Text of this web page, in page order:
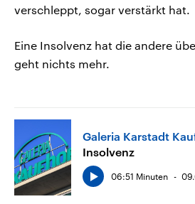
verschleppt, sogar verstärkt hat.
Eine Insolvenz hat die andere
geht nichts mehr.
Galeria Karstadt
Insolvenz
06:51 Minuten